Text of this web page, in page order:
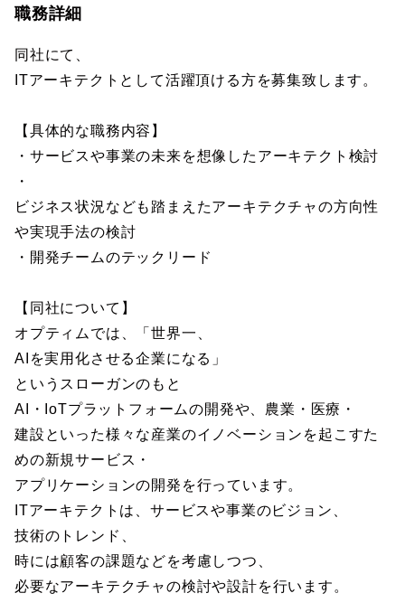
職務詳細
同社にて、
ITアーキテクトとして活躍頂ける方を募集致します。
【具体的な職務内容】
・サービスや事業の未来を想像したアーキテクト検討
・
ビジネス状況なども踏まえたアーキテクチャの方向性
や実現手法の検討
・開発チームのテックリード
【同社について】
オプティムでは、「世界一、
AIを実用化させる企業になる」
というスローガンのもと
AI・IoTプラットフォームの開発や、農業・医療・
建設といった様々な産業のイノベーションを起こすた
めの新規サービス・
アプリケーションの開発を行っています。
ITアーキテクトは、サービスや事業のビジョン、
技術のトレンド、
時には顧客の課題などを考慮しつつ、
必要なアーキテクチャの検討や設計を行います。